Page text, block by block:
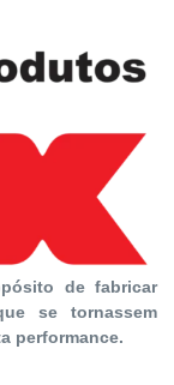
de fabricar
se tornassem
performance.